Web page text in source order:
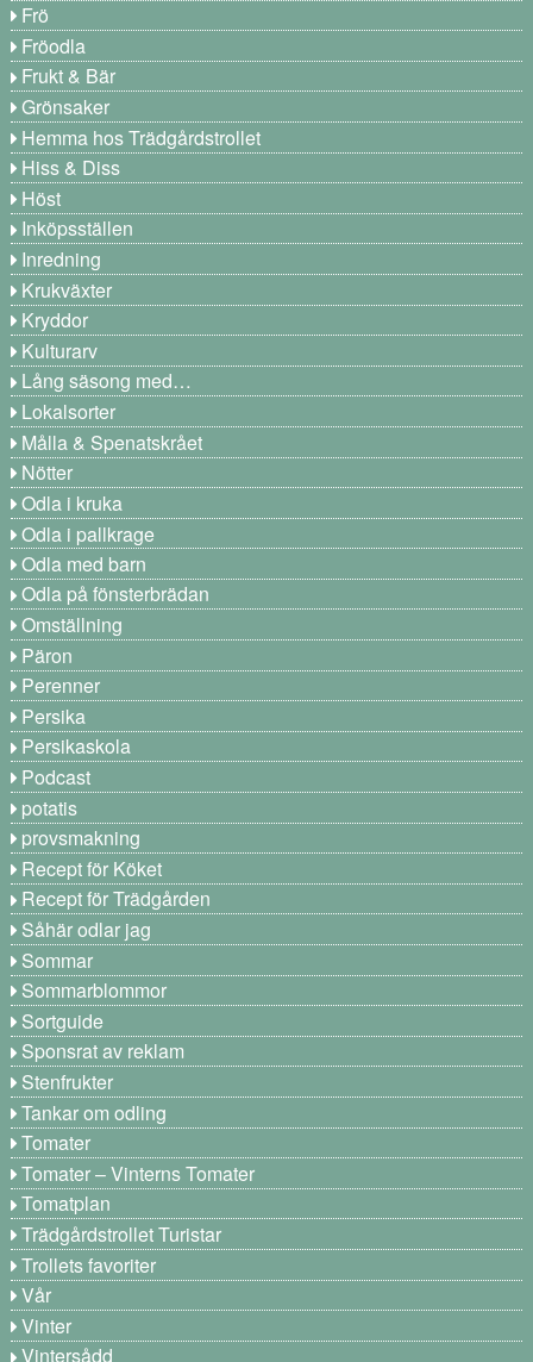
Frö
Fröodla
Frukt & Bär
Grönsaker
Hemma hos Trädgårdstrollet
Hiss & Diss
Höst
Inköpsställen
Inredning
Krukväxter
Kryddor
Kulturarv
Lång säsong med…
Lokalsorter
Målla & Spenatskrået
Nötter
Odla i kruka
Odla i pallkrage
Odla med barn
Odla på fönsterbrädan
Omställning
Päron
Perenner
Persika
Persikaskola
Podcast
potatis
provsmakning
Recept för Köket
Recept för Trädgården
Såhär odlar jag
Sommar
Sommarblommor
Sortguide
Sponsrat av reklam
Stenfrukter
Tankar om odling
Tomater
Tomater – Vinterns Tomater
Tomatplan
Trädgårdstrollet Turistar
Trollets favoriter
Vår
Vinter
Vintersådd